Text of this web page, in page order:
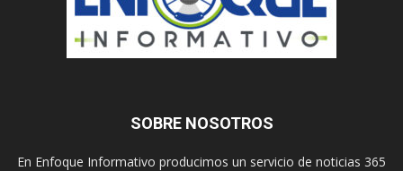
SOBRE NOSOTROS
En Enfoque Informativo producimos un servicio de noticias 365